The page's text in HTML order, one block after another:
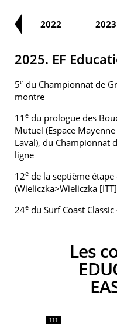
2022 2023
2025. EF
5e du Championnat de
montre
11 e du prologue des
Mutuel (Espace
Laval), du Championnat
ligne
12e de la septième
(Wieliczka>Wieliczka
24e du Surf Coast Classic
Les coureurs EF
111